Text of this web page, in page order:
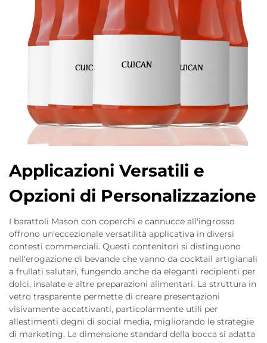
Applicazioni Versatili e
Opzioni di Personalizzazione
I barattoli Mason con coperchi e cannucce all'ingrosso
offrono un'eccezionale versatilità applicativa in diversi
contesti commerciali. Questi contenitori si distinguono
nell'erogazione di bevande che vanno da cocktail artigianali
a frullati salutari, fungendo anche da eleganti recipienti per
dolci, insalate e altre preparazioni alimentari. La struttura in
vetro trasparente permette di creare presentazioni
visivamente accattivanti, particolarmente utili per
allestimenti degni di social media, migliorando le strategie
di marketing. La dimensione standard della bocca si adatta